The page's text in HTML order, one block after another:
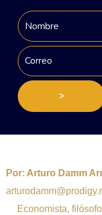
>
Por: Arturo Damm
Economista,